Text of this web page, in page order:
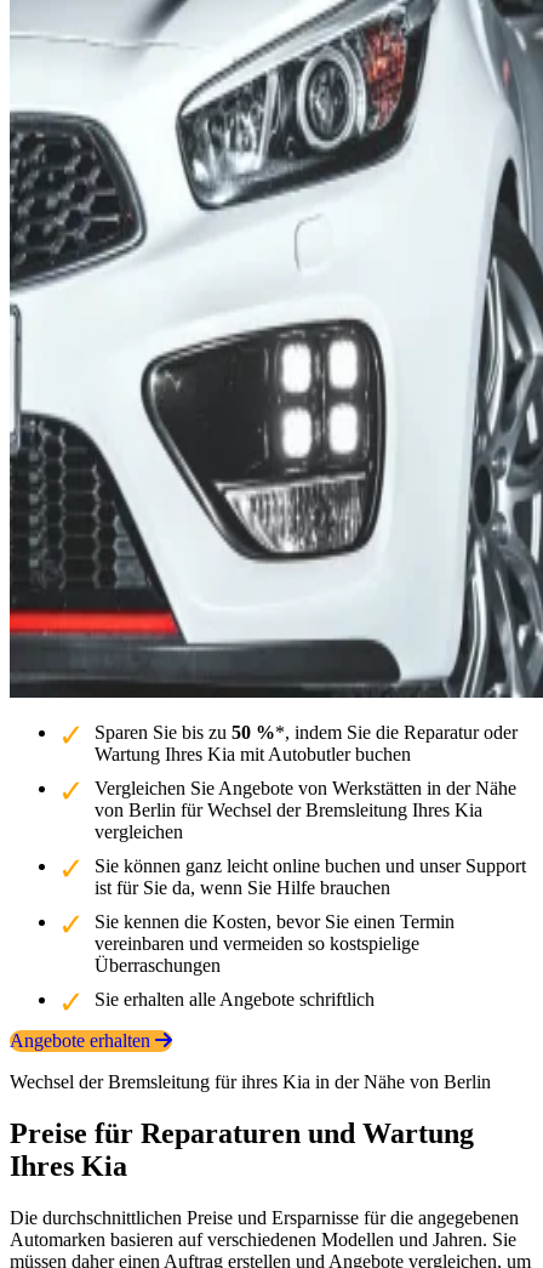
Sparen Sie bis zu 50 %*, indem Sie die Reparatur oder
Wartung Ihres Kia mit Autobutler buchen
Vergleichen Sie Angebote von Werkstätten in der Nähe
von Berlin für Wechsel der Bremsleitung Ihres Kia
vergleichen
Sie können ganz leicht online buchen und unser Support
ist für Sie da, wenn Sie Hilfe brauchen
Sie kennen die Kosten, bevor Sie einen Termin
vereinbaren und vermeiden so kostspielige
Überraschungen
Sie erhalten alle Angebote schriftlich
Angebote erhalten
Wechsel der Bremsleitung für ihres Kia in der Nähe von Berlin
Preise für Reparaturen und Wartung
Ihres Kia
Die durchschnittlichen Preise und Ersparnisse für die angegebenen
Automarken basieren auf verschiedenen Modellen und Jahren. Sie
müssen daher einen Auftrag erstellen und Angebote vergleichen, um